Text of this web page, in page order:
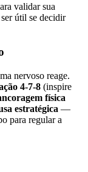
validar sua
útil se decidir
nervoso reage.
4-7-8 (inspire
física
estratégica —
para regular a